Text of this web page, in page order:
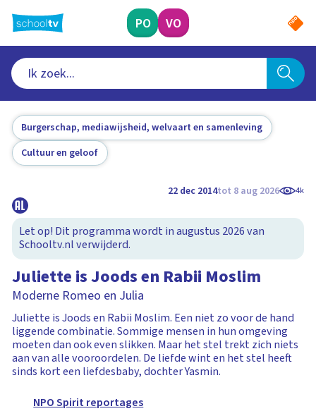
naar
hoofdinhoud
PO VO
Burgerschap, mediawijsheid, welvaart en samenleving
Cultuur en geloof
22 dec 2014tot 8 aug 2026 4k
Let op! Dit programma wordt in augustus 2026 van
Schooltv.nl verwijderd.
Juliette is Joods en Rabii Moslim
Moderne Romeo en Julia
Juliette is Joods en Rabii Moslim. Een niet zo voor de hand
liggende combinatie. Sommige mensen in hun omgeving
moeten dan ook even slikken. Maar het stel trekt zich niets
aan van alle vooroordelen. De liefde wint en het stel heeft
sinds kort een liefdesbaby, dochter Yasmin.
NPO Spirit reportages